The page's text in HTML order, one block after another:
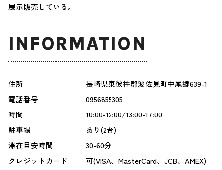
展示販売している。
INFORMATION
住所
長崎県東彼杵郡波佐見町中尾郷639-1
電話番号
0956855305
時間
10:00-12:00/13:00-17:00
駐車場
あり(2台)
滞在目安時間
30-60分
クレジットカード
可(VISA、MasterCard、JCB、AMEX)